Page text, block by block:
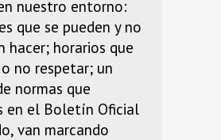
nuestro entorno:
que se pueden y no
hacer; horarios que
no respetar; un
normas que
en el Boletín Oficial
van marcando